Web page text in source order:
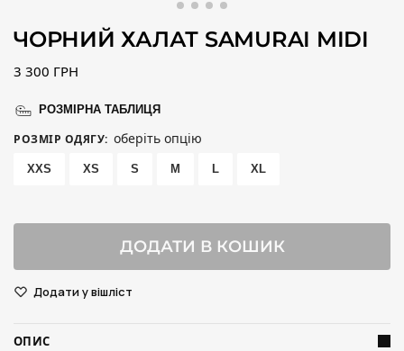
ЧОРНИЙ ХАЛАТ SAMURAI MIDI
3 300 ГРН
РОЗМІРНА ТАБЛИЦЯ
РОЗМІР ОДЯГУ: оберіть опцію
XXS XS S M L XL
ДОДАТИ В КОШИК
Додати у вішліст
ОПИС